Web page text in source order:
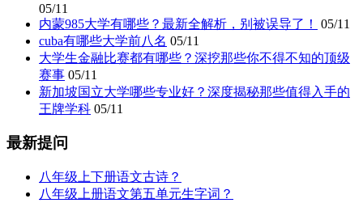
05/11
内蒙985大学有哪些？最新全解析，别被误导了！
05/11
cuba有哪些大学前八名 05/11
大学生金融比赛都有哪些？深挖那些你不得不知的顶级
赛事 05/11
新加坡国立大学哪些专业好？深度揭秘那些值得入手的
王牌学科 05/11
最新提问
八年级上下册语文古诗？
八年级上册语文第五单元生字词？